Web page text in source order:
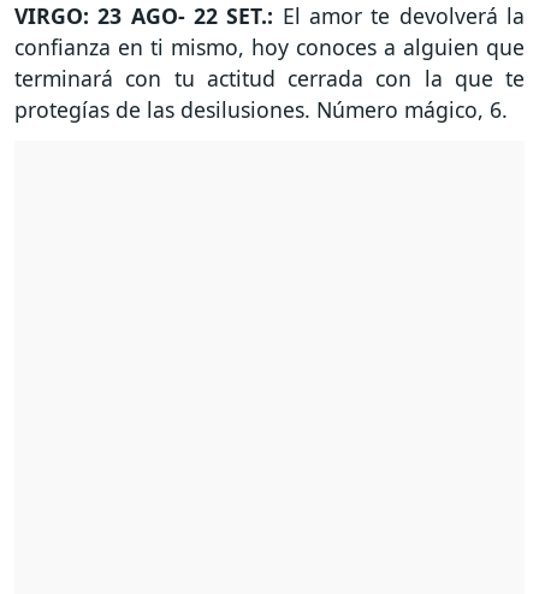
VIRGO: 23 AGO- 22 SET.: El amor te devolverá la
confianza en ti mismo, hoy conoces a alguien que
terminará con tu actitud cerrada con la que te
protegías de las desilusiones. Número mágico, 6.